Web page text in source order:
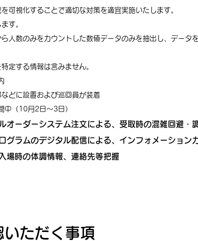
可視化することで適切な対策を適宜実施いたします。
す。
人数のみをカウントした数値データのみを抽出し、データ
定する情報は含みません。
どに設置および巡回員が装着
（10月2日～3日）​
オーダーシステム注文による、受取時の混雑回避・
グラムのデジタル配信による、インフォメーション
場時の体調情報、連絡先等把握
いただく事項